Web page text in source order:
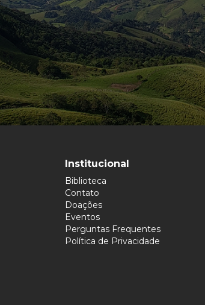
Institucional
Biblioteca
Contato
Doações
Eventos
Perguntas Frequentes
Política de Privacidade